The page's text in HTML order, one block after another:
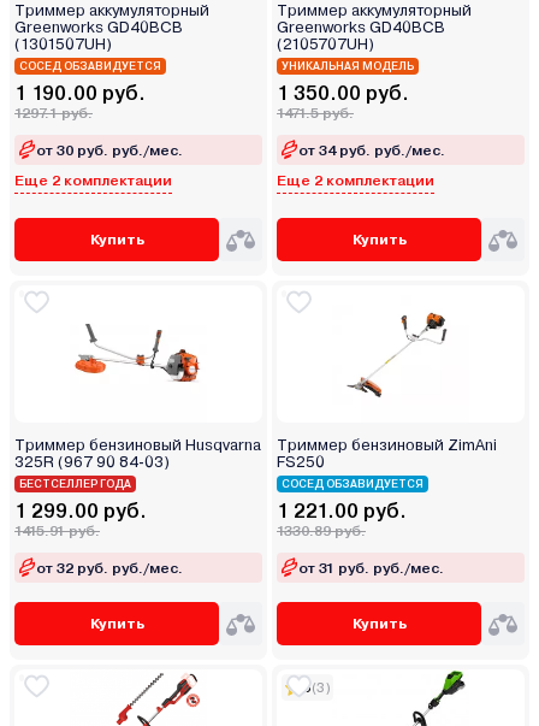
Триммер аккумуляторный
Greenworks GD40BCB
(1301507UH)
СОСЕД ОБЗАВИДУЕТСЯ
1 190.00 руб.
1297.1 руб.
от 30 руб. руб./мес.
Еще 2 комплектации
Купить
Триммер аккумуляторный
Greenworks GD40BCB
(2105707UH)
УНИКАЛЬНАЯ МОДЕЛЬ
1 350.00 руб.
1471.5 руб.
от 34 руб. руб./мес.
Еще 2 комплектации
Купить
Триммер бензиновый Husqvarna
325R (967 90 84-03)
БЕСТСЕЛЛЕР ГОДА
1 299.00 руб.
1415.91 руб.
от 32 руб. руб./мес.
Купить
Триммер бензиновый ZimAni
FS250
СОСЕД ОБЗАВИДУЕТСЯ
1 221.00 руб.
1330.89 руб.
от 31 руб. руб./мес.
Купить
5(3)